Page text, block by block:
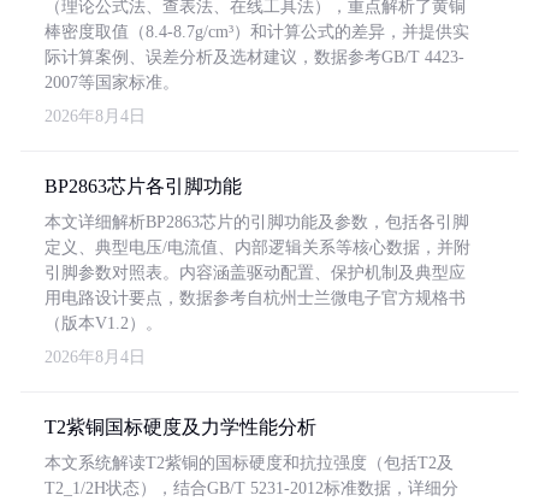
（理论公式法、查表法、在线工具法），重点解析了黄铜
棒密度取值（8.4-8.7g/cm³）和计算公式的差异，并提供实
际计算案例、误差分析及选材建议，数据参考GB/T 4423-
2007等国家标准。
2026年8月4日
BP2863芯片各引脚功能
本文详细解析BP2863芯片的引脚功能及参数，包括各引脚
定义、典型电压/电流值、内部逻辑关系等核心数据，并附
引脚参数对照表。内容涵盖驱动配置、保护机制及典型应
用电路设计要点，数据参考自杭州士兰微电子官方规格书
（版本V1.2）。
2026年8月4日
T2紫铜国标硬度及力学性能分析
本文系统解读T2紫铜的国标硬度和抗拉强度（包括T2及
T2_1/2H状态），结合GB/T 5231-2012标准数据，详细分